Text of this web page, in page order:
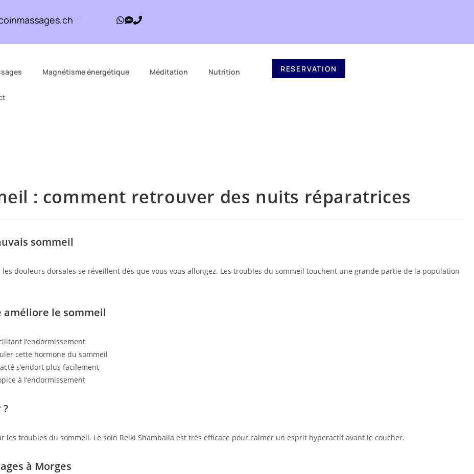
Magnétisme énergétique Méditation Nutrition RESERVATION
: comment retrouver des nuits réparatrices
sommeil
douleurs dorsales se réveillent dès que vous vous allongez. Les troubles du sommeil touchent une grande partie de la population
améliore le sommeil
l’endormissement
cette hormone du sommeil
s’endort plus facilement
à l’endormissement
troubles du sommeil. Le soin Reiki Shamballa est très efficace pour calmer un esprit hyperactif avant le coucher.
à Morges